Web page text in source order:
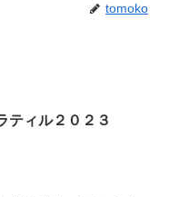
tomoko
ティル２０２３